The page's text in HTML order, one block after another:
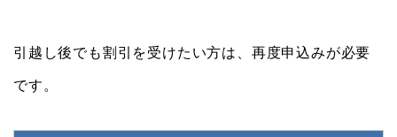
引越し後でも割引を受けたい方は、再度申込みが必要
です。